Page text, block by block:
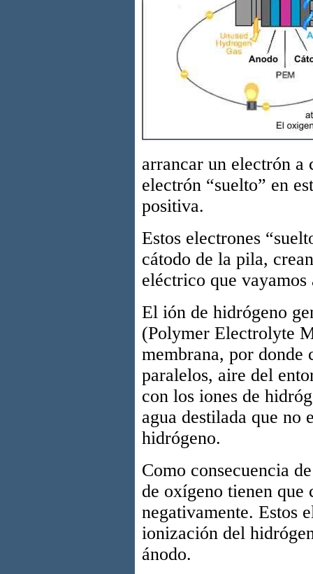
arrancar un electrón a
electrón “suelto” en
positiva.
Estos electrones
cátodo de la pila,
eléctrico que
El ión de hidrógeno
(Polymer Electrolyte
membrana, por donde
paralelos, aire del
con los iones de
agua destilada que no
hidrógeno.
Como consecuencia
de oxígeno tienen que
negativamente. Estos
ionización del
ánodo.